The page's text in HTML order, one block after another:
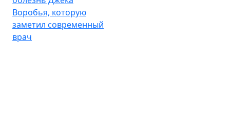
Воробья, которую
заметил современный
врач